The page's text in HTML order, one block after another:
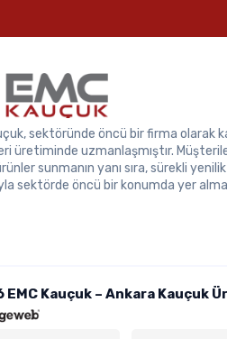
sektöründe öncü bir firma olarak
üretiminde uzmanlaşmıştır.
sunmanın yanı sıra, sürekli
sektörde öncü bir konumda yer
Kauçuk – Ankara Kauçuk